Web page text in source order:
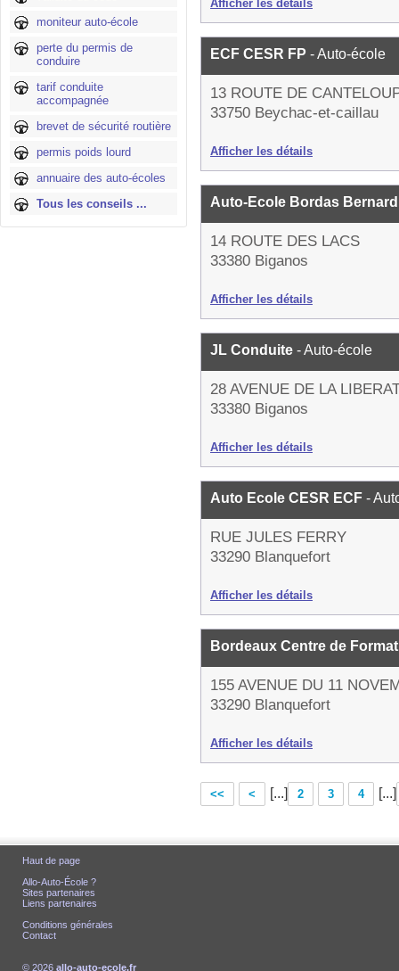
moniteur auto-école
perte du permis de
conduire
tarif conduite
accompagnée
brevet de sécurité routière
permis poids lourd
annuaire des auto-écoles
Tous les conseils ...
Afficher les détails
ECF CESR FP - Auto-école
13 ROUTE DE
33750 Beychac-et-caillau
Afficher les détails
Auto-Ecole Bordas
14 ROUTE DES LACS
33380 Biganos
Afficher les détails
JL Conduite - Auto-école
28 AVENUE DE LA
33380 Biganos
Afficher les détails
Auto Ecole CESR ECF -
RUE JULES FERRY
33290 Blanquefort
Afficher les détails
Bordeaux Centre de
155 AVENUE DU 11
33290 Blanquefort
Afficher les détails
<< < [...] 2 3 4 [...]
Haut de page
Allo-Auto-École ?
Sites partenaires
Liens partenaires
Conditions générales
Contact
© 2026 allo-auto-ecole.fr